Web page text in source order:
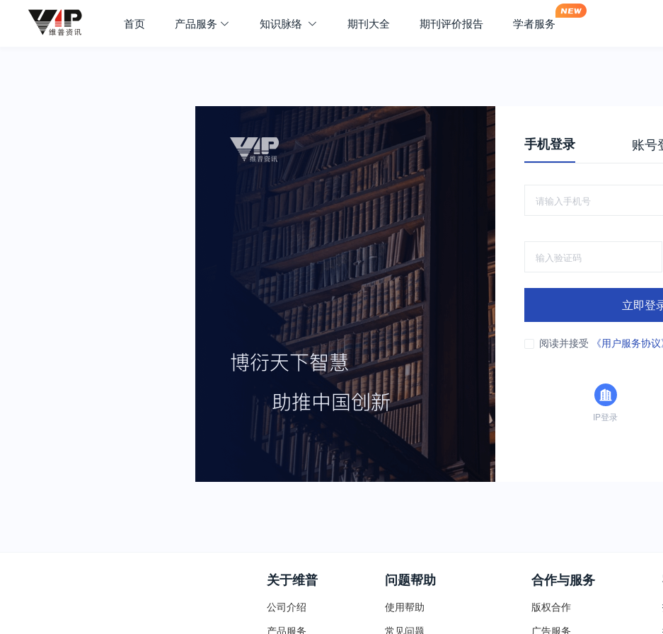
首页 产品服务 知识脉络 期刊大全 期刊评价报告 学者服务
手机登录 账号
立即登
阅读并接受 《用户服务协议
IP登录
关于维普
公司介绍
产品服务
问题帮助
使用帮助
常见问题
合作与服务
版权合作
广告服务